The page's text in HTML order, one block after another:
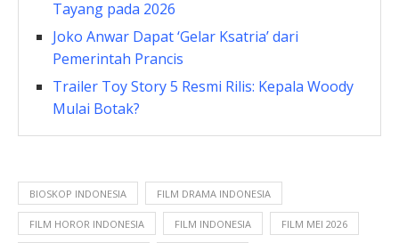
Tayang pada 2026
Joko Anwar Dapat ‘Gelar Ksatria’ dari
Pemerintah Prancis
Trailer Toy Story 5 Resmi Rilis: Kepala Woody
Mulai Botak?
BIOSKOP INDONESIA FILM DRAMA INDONESIA
FILM HOROR INDONESIA FILM INDONESIA FILM MEI 2026